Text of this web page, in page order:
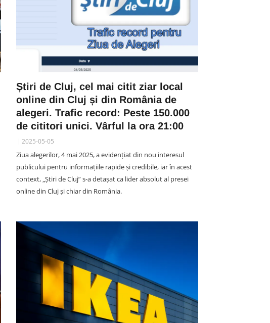
Știri de Cluj, cel mai citit ziar local
online din Cluj și din România de
alegeri. Trafic record: Peste 150.000
de cititori unici. Vârful la ora 21:00
2025-05-05
Ziua alegerilor, 4 mai 2025, a evidențiat din nou interesul
publicului pentru informațiile rapide și credibile, iar în acest
context, „Știri de Cluj” s-a detașat ca lider absolut al presei
online din Cluj și chiar din România.